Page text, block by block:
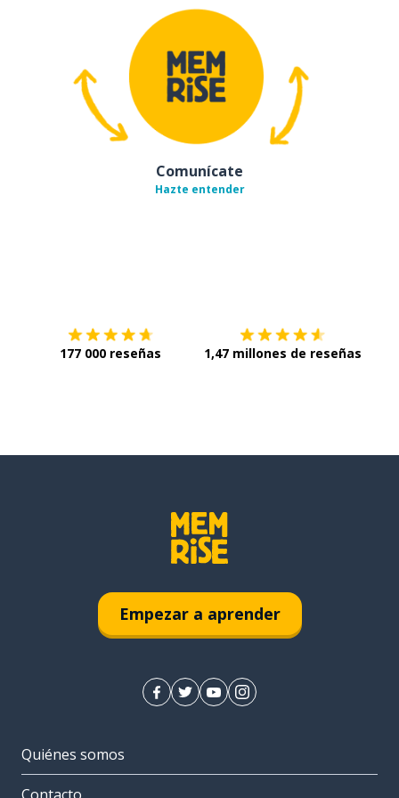
Comunícate
Hazte entender
177 000 reseñas 1,47 millones de reseñas
Empezar a aprender
Quiénes somos